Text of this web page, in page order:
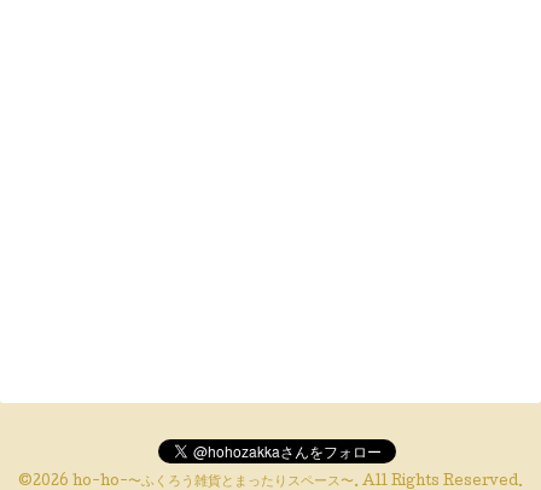
©2026 ho-ho-〜ふくろう雑貨とまったりスペース〜. All Rights Reserved.